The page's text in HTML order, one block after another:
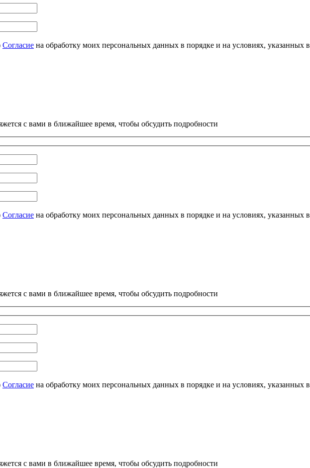
Согласие на обработку моих персональных данных в порядке и на условиях, указанных в
с вами в ближайшее время, чтобы обсудить подробности
Согласие на обработку моих персональных данных в порядке и на условиях, указанных в
с вами в ближайшее время, чтобы обсудить подробности
Согласие на обработку моих персональных данных в порядке и на условиях, указанных в
с вами в ближайшее время, чтобы обсудить подробности